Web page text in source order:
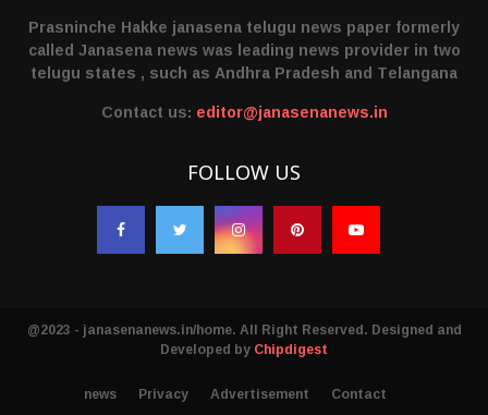
Prasninche Hakke janasena telugu news paper formerly
called Janasena news was leading news provider in two
telugu states , such as Andhra Pradesh and Telangana
Contact us: editor@janasenanews.in
FOLLOW US
@2023 - janasenanews.in/home. All Right Reserved. Designed and
Developed byChipdigest
news
Privacy Advertisement Contact